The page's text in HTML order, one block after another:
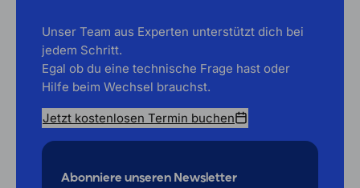
Unser Team aus Experten unterstützt dich bei
jedem Schritt.
Egal ob du eine technische Frage hast oder
Hilfe beim Wechsel brauchst.
Jetzt kostenlosen Termin buchen
Abonniere unseren Newsletter